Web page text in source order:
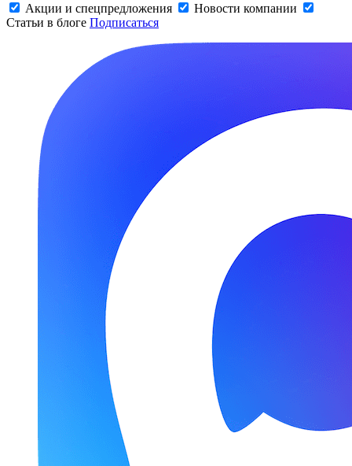
Акции и спецпредложения
Новости компании
Статьи в блоге Подписаться